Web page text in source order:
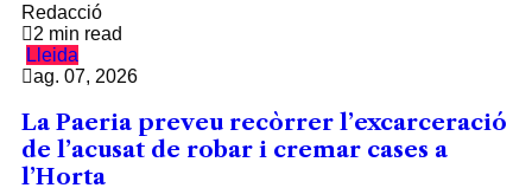
Redacció
2 min read
Lleida
ag. 07, 2026
La Paeria preveu recòrrer l’excarceració
de l’acusat de robar i cremar cases a
l’Horta